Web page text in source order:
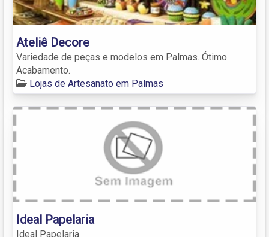
Ateliê Decore
Variedade de peças e modelos em Palmas. Ótimo
Acabamento.
Lojas de Artesanato em Palmas
Ideal Papelaria
Ideal Papelaria